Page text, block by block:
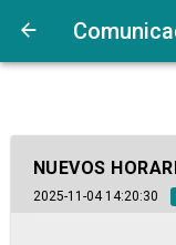
NUEVOS
2025-11-04 14:20:30